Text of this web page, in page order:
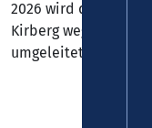
2026 wird die L3022
Kirberg wegen
umgeleitet.